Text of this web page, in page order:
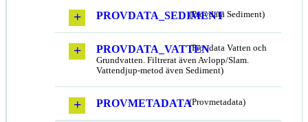
PROVDATA_SEDIMENT(Provdata Sediment)
PROVDATA_VATTEN(Provdata Vatten och
Grundvatten. Filtrerat även Avlopp/Slam.
Vattendjup-metod även Sediment)
PROVMETADATA(Provmetadata)